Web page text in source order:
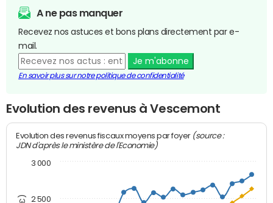
A ne pas manquer
Recevez nos astuces et bons plans directement par e-
mail.
Je m'abonne
En savoir plus sur notre politique de confidentialité
Evolution des revenus à Vescemont
Evolution des revenus fiscaux moyens par foyer (source :
JDN d'après le ministère de l'Economie)
2 500
3 000